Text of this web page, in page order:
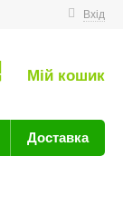
Вхід
Мій кошик
Доставка